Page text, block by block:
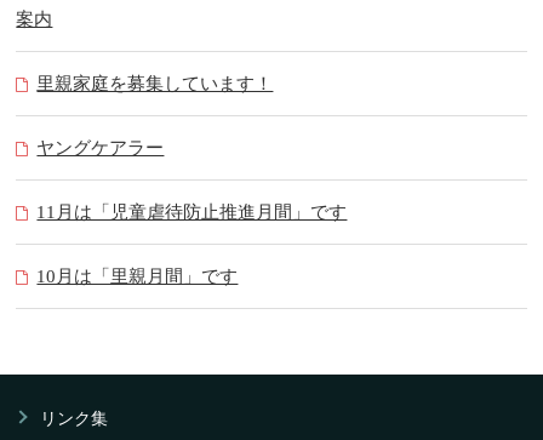
案内
里親家庭を募集しています！
ヤングケアラー
11月は「児童虐待防止推進月間」です
10月は「里親月間」です
リンク集